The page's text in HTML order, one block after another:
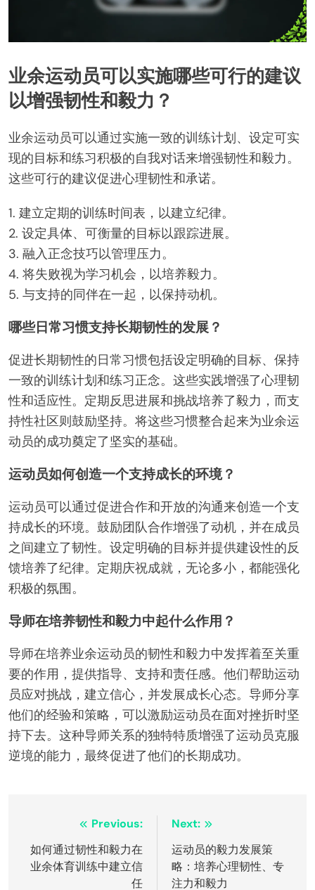
业余运动员可以实施哪些可行的建议
以增强韧性和毅力？
业余运动员可以通过实施一致的训练计划、设定可实
现的目标和练习积极的自我对话来增强韧性和毅力。
这些可行的建议促进心理韧性和承诺。
1. 建立定期的训练时间表，以建立纪律。
2. 设定具体、可衡量的目标以跟踪进展。
3. 融入正念技巧以管理压力。
4. 将失败视为学习机会，以培养毅力。
5. 与支持的同伴在一起，以保持动机。
哪些日常习惯支持长期韧性的发展？
促进长期韧性的日常习惯包括设定明确的目标、保持
一致的训练计划和练习正念。这些实践增强了心理韧
性和适应性。定期反思进展和挑战培养了毅力，而支
持性社区则鼓励坚持。将这些习惯整合起来为业余运
动员的成功奠定了坚实的基础。
运动员如何创造一个支持成长的环境？
运动员可以通过促进合作和开放的沟通来创造一个支
持成长的环境。鼓励团队合作增强了动机，并在成员
之间建立了韧性。设定明确的目标并提供建设性的反
馈培养了纪律。定期庆祝成就，无论多小，都能强化
积极的氛围。
导师在培养韧性和毅力中起什么作用？
导师在培养业余运动员的韧性和毅力中发挥着至关重
要的作用，提供指导、支持和责任感。他们帮助运动
员应对挑战，建立信心，并发展成长心态。导师分享
他们的经验和策略，可以激励运动员在面对挫折时坚
持下去。这种导师关系的独特特质增强了运动员克服
逆境的能力，最终促进了他们的长期成功。
navigation
Previous:
如何通过韧性和毅力在
业余体育训练中建立信
任
Next:
运动员的毅力发展策
略：培养心理韧性、专
注力和毅力